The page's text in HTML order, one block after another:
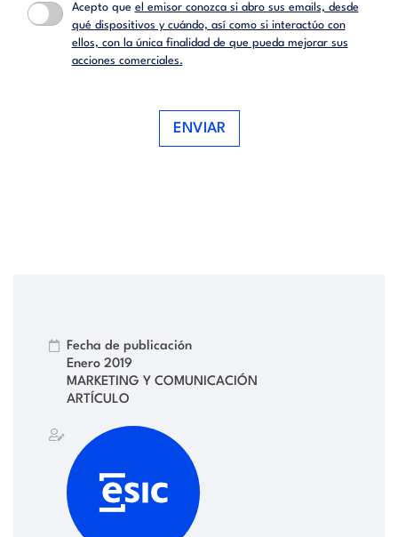
Acepto que el emisor conozca si abro sus emails, desde
qué dispositivos y cuándo, así como si interactúo con
ellos, con la única finalidad de que pueda mejorar sus
acciones comerciales.
ENVIAR
Fecha de publicación
Enero 2019
MARKETING Y COMUNICACIÓN
ARTÍCULO